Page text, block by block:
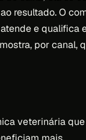
resultado. O
e qualifica
por canal,
veterinária